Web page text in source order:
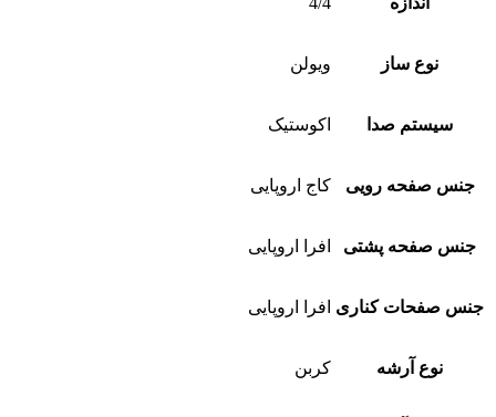
نوع ساز ویولن
سیستم صدا اکوستیک
جنس صفحه رویی کاج اروپایی
جنس صفحه پشتی افرا اروپایی
جنس صفحات کناری افرا اروپایی
نوع آرشه کربن